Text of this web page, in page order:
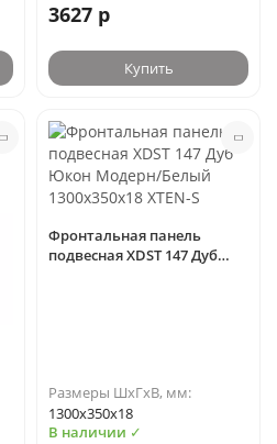
3627 р
Купить
Фронтальная панель
подвесная XDST 147 Дуб
Размеры ШхГхВ, мм:
1300х350х18
В наличии ✓